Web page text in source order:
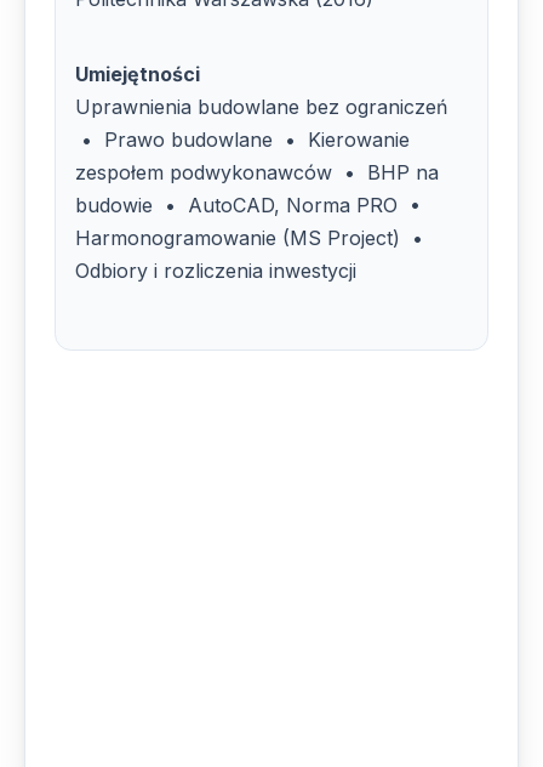
Umiejętności
Uprawnienia budowlane bez ograniczeń
• Prawo budowlane • Kierowanie
zespołem podwykonawców • BHP na
budowie • AutoCAD, Norma PRO •
Harmonogramowanie (MS Project) •
Odbiory i rozliczenia inwestycji